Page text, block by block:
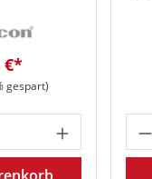
Wert
€*
gespart)
Gib